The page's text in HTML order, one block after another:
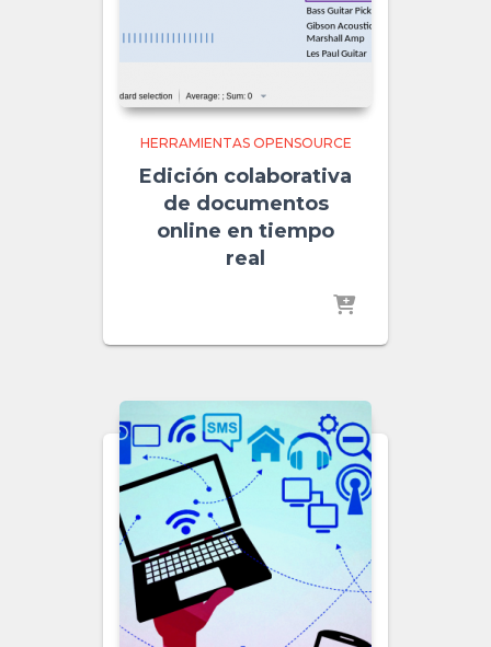
HERRAMIENTAS OPENSOURCE
Edición colaborativa
de documentos
online en tiempo
real